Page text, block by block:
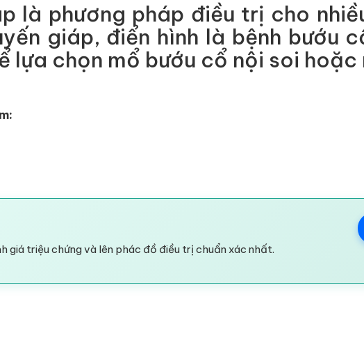
là phương pháp điều trị cho
giáp, điển hình là bệnh bướu
lựa chọn mổ bướu cổ nội soi hoặc
giá triệu chứng và lên phác đồ điều trị chuẩn xác nhất.